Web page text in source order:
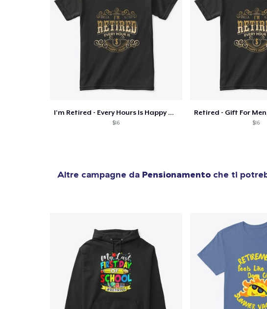
I'm Retired - Every Hours Is Happy Hour
$16 $16
Altre campagne da Pensionamento che ti
14,99 USD
Kids Classic
21,99 USD
22,99 USD
Baby
18,99 USD